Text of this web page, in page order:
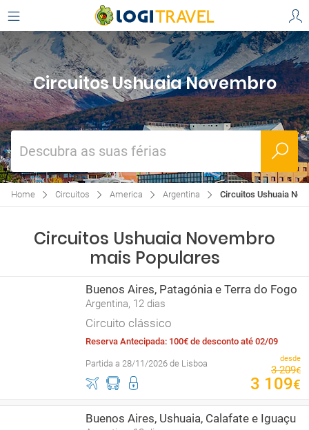
Circuitos Ushuaia Novembro
Descubra as suas férias
Home Circuitos America Argentina Circuitos Ushuaia
Circuitos Ushuaia Novembro
mais Populares
Buenos Aires, Patagónia e Terra do Fogo
Argentina, 12 dias
Circuito clássico
Reserva Antecipada: 100€ de desconto até 02/09
Partida a 28/11/2026 de Lisboa desde
3 209€
3 109€
Buenos Aires, Ushuaia, Calafate e Iguaçu